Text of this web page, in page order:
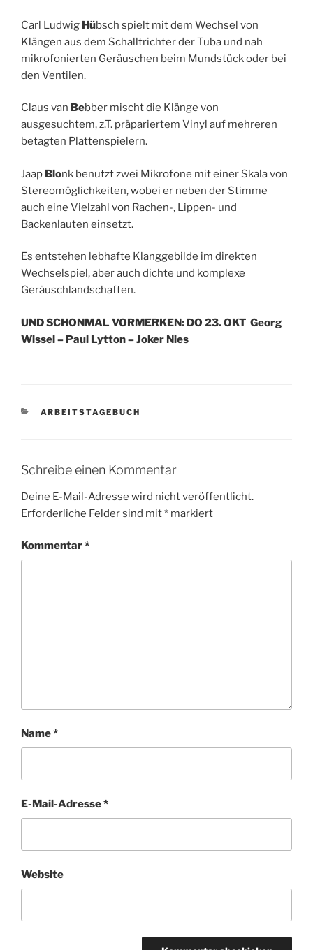
Carl Ludwig Hübsch spielt mit dem Wechsel von
Klängen aus dem Schalltrichter der Tuba und nah
mikrofonierten Geräuschen beim Mundstück oder bei
den Ventilen.
Claus van Bebber mischt die Klänge von
ausgesuchtem, z.T. präpariertem Vinyl auf mehreren
betagten Plattenspielern.
Jaap Blonk benutzt zwei Mikrofone mit einer Skala von
Stereomöglichkeiten, wobei er neben der Stimme
auch eine Vielzahl von Rachen-, Lippen- und
Backenlauten einsetzt.
Es entstehen lebhafte Klanggebilde im direkten
Wechselspiel, aber auch dichte und komplexe
Geräuschlandschaften.
UND SCHONMAL VORMERKEN: DO 23. OKT Georg
Wissel – Paul Lytton – Joker Nies
KATEGORIEN
ARBEITSTAGEBUCH
Schreibe einen Kommentar
Deine E-Mail-Adresse wird nicht veröffentlicht.
Erforderliche Felder sind mit* markiert
Kommentar*
Name*
E-Mail-Adresse*
Website